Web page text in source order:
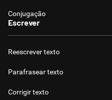
Conjugação
Escrever
Reescrever texto
Parafrasear texto
Corrigir texto